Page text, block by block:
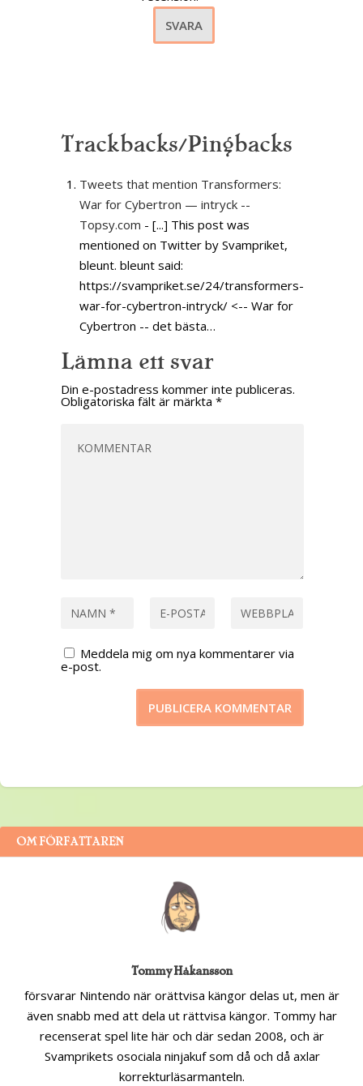
SVARA
Trackbacks/Pingbacks
Tweets that mention Transformers:
War for Cybertron — intryck --
Topsy.com - [...] This post was
mentioned on Twitter by Svampriket,
bleunt. bleunt said:
https://svampriket.se/24/transformers-
war-for-cybertron-intryck/ <-- War for
Cybertron -- det bästa…
Lämna ett svar
Din e-postadress kommer inte publiceras.
Obligatoriska fält är märkta *
Meddela mig om nya kommentarer via
e-post.
OM FÖRFATTAREN
Tommy Håkansson
försvarar Nintendo när orättvisa kängor delas ut, men är
även snabb med att dela ut rättvisa kängor. Tommy har
recenserat spel lite här och där sedan 2008, och är
Svamprikets osociala ninjakuf som då och då axlar
korrekturläsarmanteln.